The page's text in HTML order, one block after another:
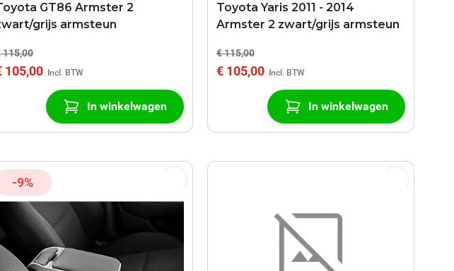
GT86 Armster 2
grijs armsteun
115,00
105,00
In winkelwagen
Toyota Yaris 2011 - 2014
Armster 2 zwart/grijs armsteun
€ 115,00
€ 105,00
In winkelwagen
-9%